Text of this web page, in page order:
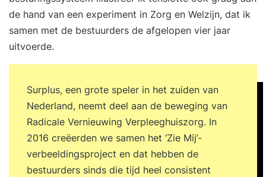
de hand van een experiment in Zorg en Welzijn, dat ik
samen met de bestuurders de afgelopen vier jaar
uitvoerde.
Surplus, een grote speler in het zuiden van
Nederland, neemt deel aan de beweging van
Radicale Vernieuwing Verpleeghuiszorg. In
2016 creëerden we samen het ‘Zie Mij’-
verbeeldingsproject en dat hebben de
bestuurders sinds die tijd heel consistent